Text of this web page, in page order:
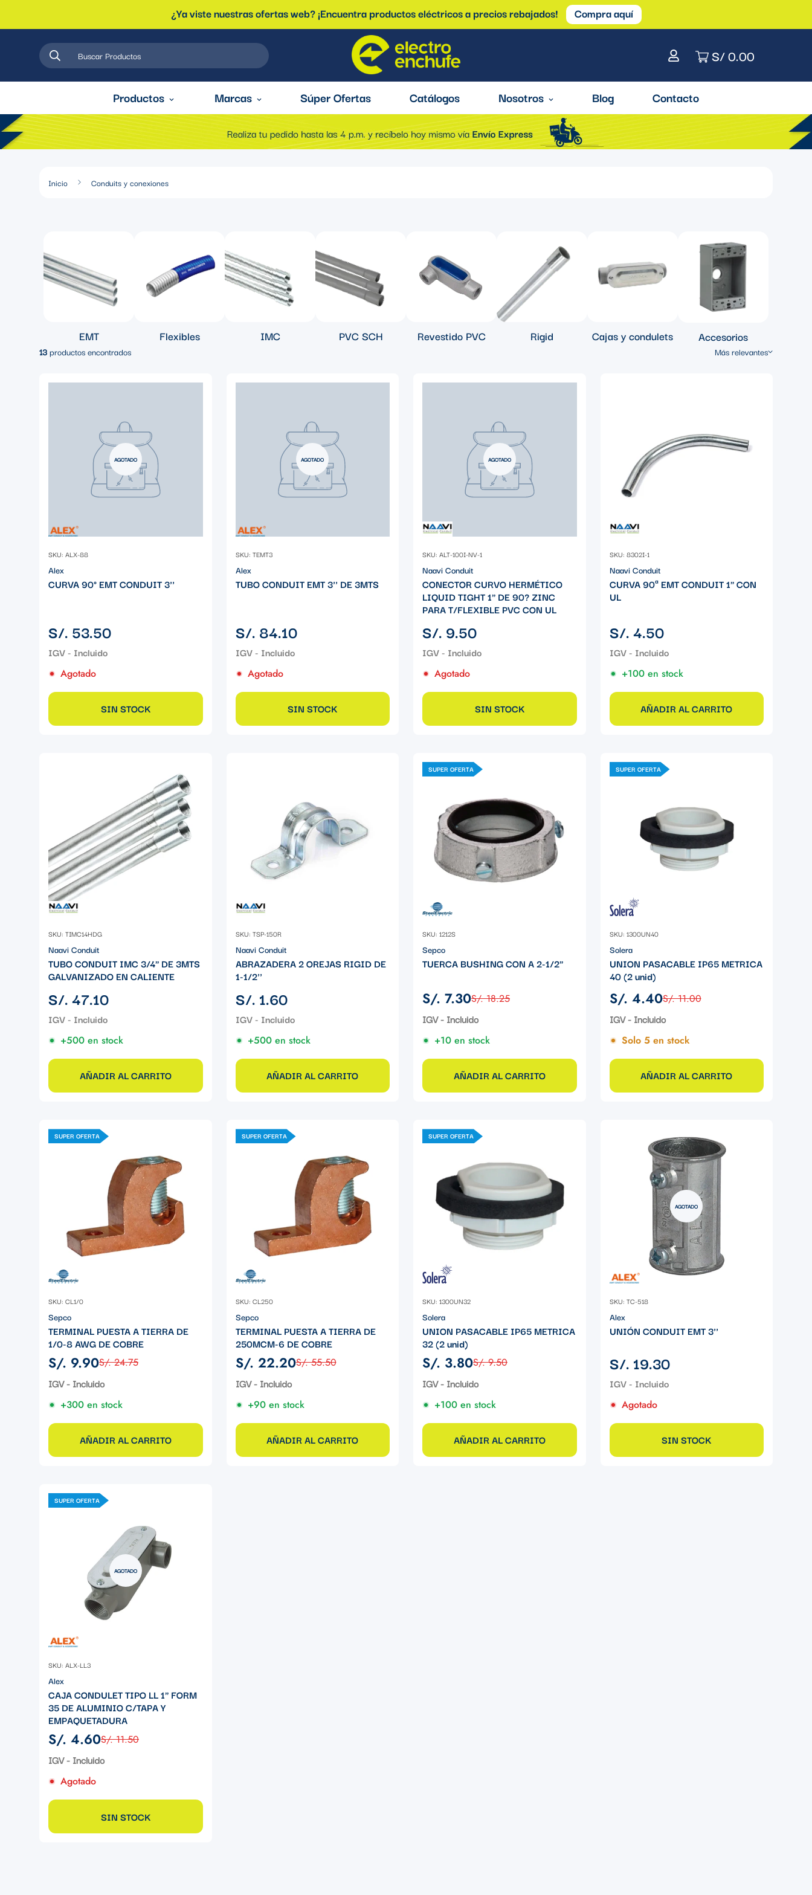
¿Ya viste nuestras ofertas web? ¡Encuentra productos eléctricos a precios rebajados! Compra aquí
Buscar Productos S/ 0.00
Productos Marcas Súper Ofertas Catálogos Nosotros Blog Contacto
Inicio Conduits y conexiones
EMT Flexibles IMC PVC SCH Revestido PVC Rigid Cajas y condulets Accesorios
13productos encontrados Más relevantes
AGOTADO
SKU: ALX-88
Alex
CURVA 90° EMT CONDUIT 3''
Precio
regular
S/. 53.50
Agotado
SIN STOCK
AGOTADO
SKU: TEMT3
Alex
TUBO CONDUIT EMT 3'' DE 3MTS
Precio
regular
S/. 84.10
Agotado
SIN STOCK
AGOTADO
SKU: ALT-100I-NV-1
Naavi Conduit
CONECTOR CURVO HERMÉTICO
LIQUID TIGHT 1" DE 90? ZINC
PARA T/FLEXIBLE PVC CON UL
Precio
regular
S/. 9.50
Agotado
SIN STOCK
SKU: 8302I-1
Naavi Conduit
CURVA 90ª EMT CONDUIT 1" CON
UL
Precio
regular
S/. 4.50
+100 en stock
AÑADIR AL CARRITO
SKU: TIMC14HDG
Naavi Conduit
TUBO CONDUIT IMC 3/4" DE 3MTS
GALVANIZADO EN CALIENTE
Precio
regular
S/. 47.10
+500 en stock
AÑADIR AL CARRITO
SKU: TSP-150R
Naavi Conduit
ABRAZADERA 2 OREJAS RIGID DE
1-1/2''
Precio
regular
S/. 1.60
+500 en stock
AÑADIR AL CARRITO
SUPER OFERTA
SKU: 1212S
Sepco
TUERCA BUSHING CON A 2-1/2"
Precio
de
S/. 7.30
Precio
regular
S/. 18.25
IGV - Incluido
+10 en stock
AÑADIR AL CARRITO
SUPER OFERTA
SKU: 1300UN40
Solera
UNION PASACABLE IP65 METRICA
40 (2 unid)
Precio
de
S/. 4.40
Precio
regular
S/. 11.00
IGV - Incluido
Solo 5 en stock
AÑADIR AL CARRITO
SUPER OFERTA
SKU: CL1/0
Sepco
TERMINAL PUESTA A TIERRA DE
1/0-8 AWG DE COBRE
Precio
de
S/. 9.90
Precio
regular
S/. 24.75
IGV - Incluido
+300 en stock
AÑADIR AL CARRITO
SUPER OFERTA
SKU: CL250
Sepco
TERMINAL PUESTA A TIERRA DE
250MCM-6 DE COBRE
Precio
de
S/. 22.20
Precio
regular
S/. 55.50
IGV - Incluido
+90 en stock
AÑADIR AL CARRITO
SUPER OFERTA
SKU: 1300UN32
Solera
UNION PASACABLE IP65 METRICA
32 (2 unid)
Precio
de
S/. 3.80
Precio
regular
S/. 9.50
IGV - Incluido
+100 en stock
AÑADIR AL CARRITO
AGOTADO
SKU: TC-518
Alex
UNIÓN CONDUIT EMT 3''
Precio
regular
S/. 19.30
Agotado
SIN STOCK
SUPER OFERTA
AGOTADO
SKU: ALX-LL3
Alex
CAJA CONDULET TIPO LL 1" FORM
35 DE ALUMINIO C/TAPA Y
EMPAQUETADURA
Precio
de
S/. 4.60
Precio
regular
S/. 11.50
IGV - Incluido
Agotado
SIN STOCK